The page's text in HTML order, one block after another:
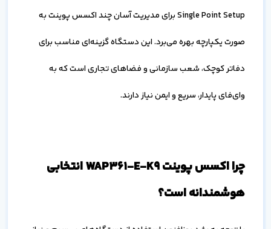
Single Point Setup برای مدیریت آسان چند اکسس پوینت به
صورت یکپارچه بهره می‌برد. این دستگاه گزینه‌ای مناسب برای
دفاتر کوچک، شعب سازمانی و فضاهای تجاری است که به
وای‌فای پایدار، سریع و ایمن نیاز دارند.
چرا اکسس پوینت WAP361-E-K9 انتخابی
هوشمندانه است؟